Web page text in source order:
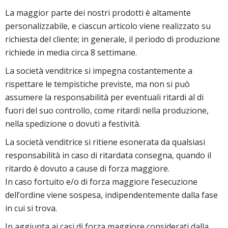
La maggior parte dei nostri prodotti è altamente
personalizzabile, e ciascun articolo viene realizzato su
richiesta del cliente; in generale, il periodo di produzione
richiede in media circa 8 settimane.
La società venditrice si impegna costantemente a
rispettare le tempistiche previste, ma non si può
assumere la responsabilità per eventuali ritardi al di
fuori del suo controllo, come ritardi nella produzione,
nella spedizione o dovuti a festività.
La società venditrice si ritiene esonerata da qualsiasi
responsabilità in caso di ritardata consegna, quando il
ritardo è dovuto a cause di forza maggiore.
In caso fortuito e/o di forza maggiore l’esecuzione
dell’ordine viene sospesa, indipendentemente dalla fase
in cui si trova.